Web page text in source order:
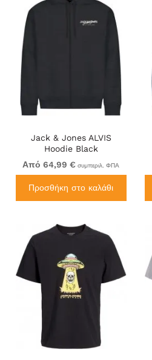
Jack & Jones ALVIS
Hoodie Black
Από 64,99 € συμπεριλ. ΦΠΑ
Προσθήκη στο καλάθι